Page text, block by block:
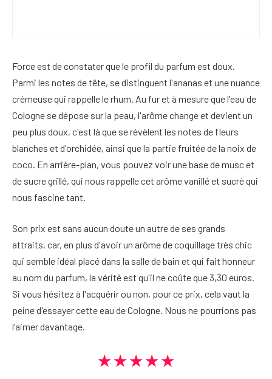
Force est de constater que le profil du parfum est doux.
Parmi les notes de tête, se distinguent l'ananas et une nuance
crémeuse qui rappelle le rhum. Au fur et à mesure que l'eau de
Cologne se dépose sur la peau, l'arôme change et devient un
peu plus doux, c'est là que se révèlent les notes de fleurs
blanches et d'orchidée, ainsi que la partie fruitée de la noix de
coco. En arrière-plan, vous pouvez voir une base de musc et
de sucre grillé, qui nous rappelle cet arôme vanillé et sucré qui
nous fascine tant.
Son prix est sans aucun doute un autre de ses grands
attraits, car, en plus d'avoir un arôme de coquillage très chic
qui semble idéal placé dans la salle de bain et qui fait honneur
au nom du parfum, la vérité est qu'il ne coûte que 3,30 euros.
Si vous hésitez à l'acquérir ou non, pour ce prix, cela vaut la
peine d'essayer cette eau de Cologne. Nous ne pourrions pas
l’aimer davantage.
★★★★★